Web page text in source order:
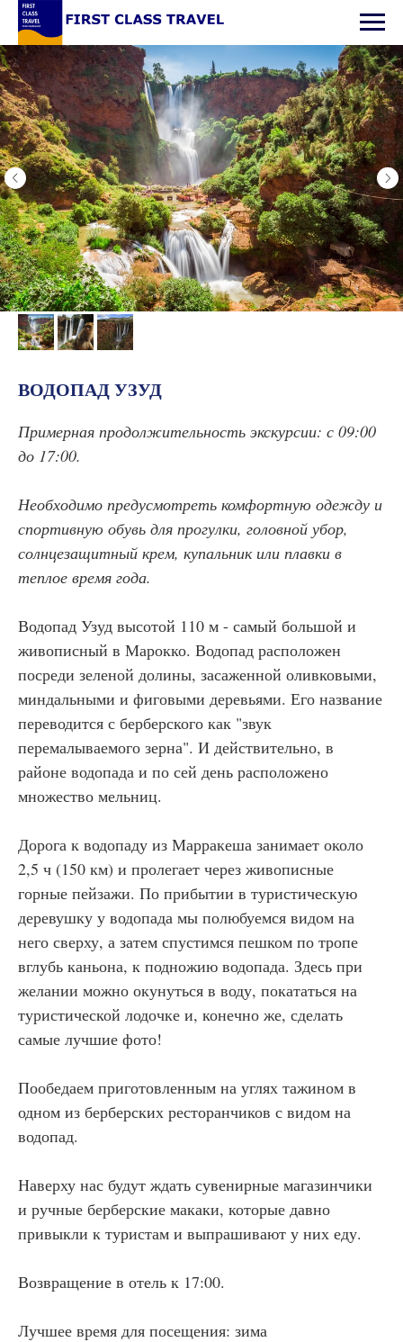
ВОДОПАД УЗУД
Примерная продолжительность экскурсии: с 09:00
до 17:00.
Необходимо предусмотреть комфортную одежду и
спортивную обувь для прогулки, головной убор,
солнцезащитный крем, купальник или плавки в
теплое время года.
Водопад Узуд высотой 110 м - самый большой и
живописный в Марокко. Водопад расположен
посреди зеленой долины, засаженной оливковыми,
миндальными и фиговыми деревьями. Его название
переводится с берберского как "звук
перемалываемого зерна". И действительно, в
районе водопада и по сей день расположено
множество мельниц.
Дорога к водопаду из Марракеша занимает около
2,5 ч (150 км) и пролегает через живописные
горные пейзажи. По прибытии в туристическую
деревушку у водопада мы полюбуемся видом на
него сверху, а затем спустимся пешком по тропе
вглубь каньона, к подножию водопада. Здесь при
желании можно окунуться в воду, покататься на
туристической лодочке и, конечно же, сделать
самые лучшие фото!
Пообедаем приготовленным на углях тажином в
одном из берберских ресторанчиков с видом на
водопад.
Наверху нас будут ждать сувенирные магазинчики
и ручные берберские макаки, которые давно
привыкли к туристам и выпрашивают у них еду.
Возвращение в отель к 17:00.
Лучшее время для посещения: зима